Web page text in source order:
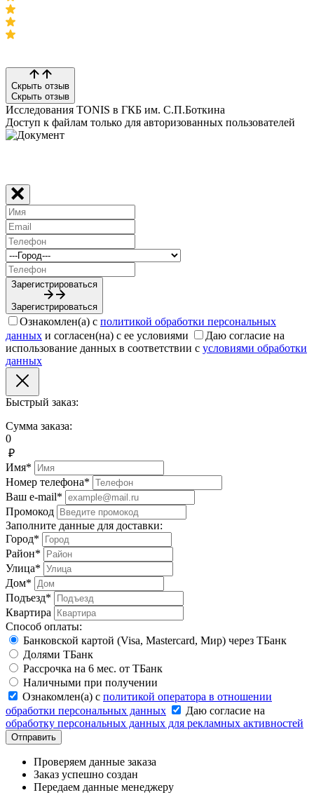
Скрыть отзыв
Скрыть отзыв
Исследования TONIS в ГКБ им. С.П.Боткина
Доступ к файлам только для авторизованных пользователей
Зарегистрироваться
Зарегистрироваться
Ознакомлен(а) с политикой обработки персональных
данных и согласен(на) с ее условиями
Даю согласие на
использование данных в соответствии с условиями обработки
данных
Быстрый заказ:
Сумма заказа:
0
₽
Имя*
Номер телефона*
Ваш e-mail*
Промокод
Заполните данные для доставки:
Город*
Район*
Улица*
Дом*
Подъезд*
Квартира
Способ оплаты:
Банковской картой (Visa, Mastercard, Mир) через ТБанк
Долями ТБанк
Рассрочка на 6 мес. от ТБанк
Наличными при получении
Ознакомлен(а) с политикой оператора в отношении
обработки персональных данных
Даю согласие на
обработку персональных данных для рекламных активностей
Отправить
Проверяем данные заказа
Заказ успешно создан
Передаем данные менеджеру